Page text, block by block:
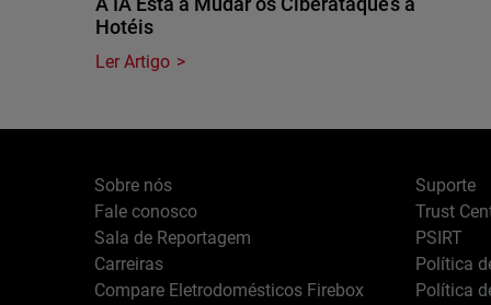
Hotéis
Ler Artigo
Sobre nós
Fale conosco
Sala de Reportagem
Carreiras
Compare Eletrodomésticos Firebox
Suporte
Trust
PSIRT
Política
Política